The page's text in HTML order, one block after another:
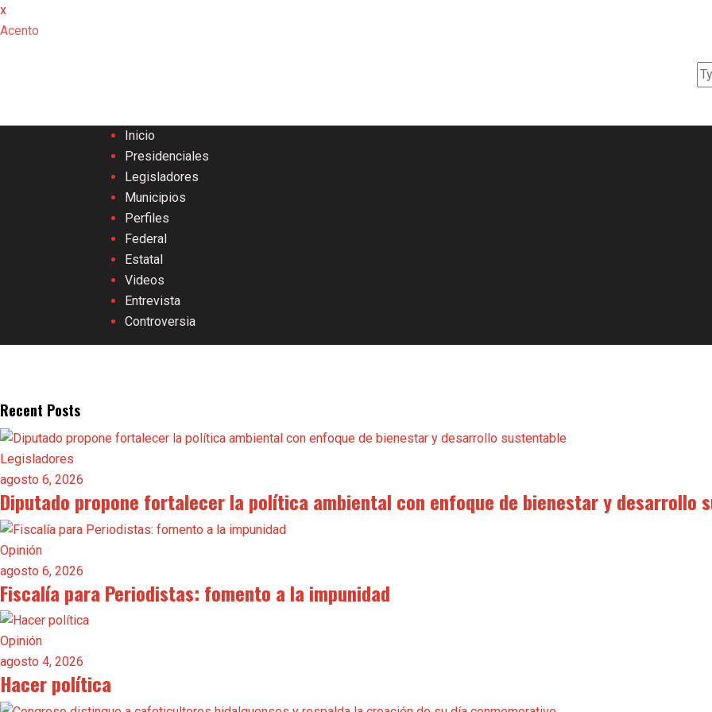
x
Acento
Inicio
Presidenciales
Legisladores
Municipios
Perfiles
Federal
Estatal
Videos
Entrevista
Controversia
Recent Posts
Legisladores
agosto 6, 2026
Diputado propone fortalecer la política ambiental con enfoque de bienestar y desarrollo
Opinión
agosto 6, 2026
Fiscalía para Periodistas: fomento a la impunidad
Opinión
agosto 4, 2026
Hacer política